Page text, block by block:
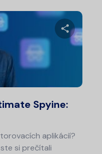
Spyine:
aplikácií?
si prečítali
v